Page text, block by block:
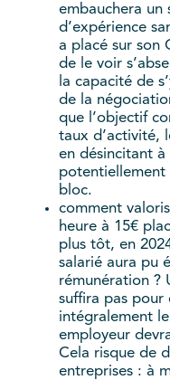
embauchera un
d’expérience
a placé sur son
de le voir
la capacité de
de la
que l’objectif
taux d’activité,
en désincitant à
potentiellement
bloc.
comment
heure à 15€
plus tôt, en
salarié aura pu
rémunération ?
suffira pas pour
intégralement
employeur
Cela risque de
entreprises : à